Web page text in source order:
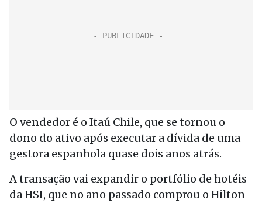
O vendedor é o Itaú Chile, que se tornou o
dono do ativo após executar a dívida de uma
gestora espanhola quase dois anos atrás.
A transação vai expandir o portfólio de hotéis
da HSI, que no ano passado comprou o Hilton